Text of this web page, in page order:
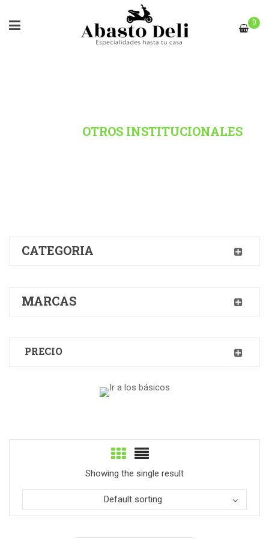
0
OTROS INSTITUCIONALES
CATEGORIA
MARCAS
PRECIO
Showing the single result
Default sorting